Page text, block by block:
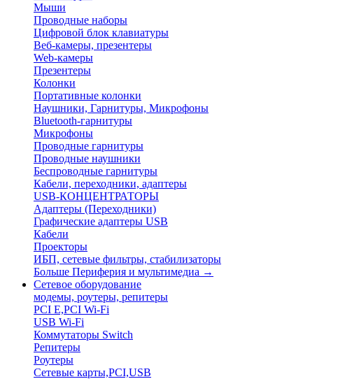
Мыши
Проводные наборы
Цифровой блок клавиатуры
Веб-камеры, презентеры
Web-камеры
Презентеры
Колонки
Портативные колонки
Наушники, Гарнитуры, Микрофоны
Bluetooth-гарнитуры
Микрофоны
Проводные гарнитуры
Проводные наушники
Беспроводные гарнитуры
Кабели, переходники, адаптеры
USB-КОНЦЕНТРАТОРЫ
Адаптеры (Переходники)
Графические адаптеры USB
Кабели
Проекторы
ИБП, сетевые фильтры, стабилизаторы
Больше Периферия и мультимедиа →
Сетевое оборудование
модемы, роутеры, репитеры
PCI E,PCI Wi-Fi
USB Wi-Fi
Коммутаторы Switch
Репитеры
Роутеры
Сетевые карты,PCI,USB